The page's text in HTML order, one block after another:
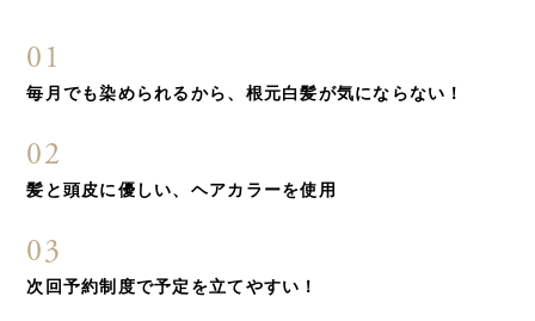
01
毎月でも染められるから、根元白髪が気にならない！
02
髪と頭皮に優しい、ヘアカラーを使用
03
次回予約制度で予定を立てやすい！